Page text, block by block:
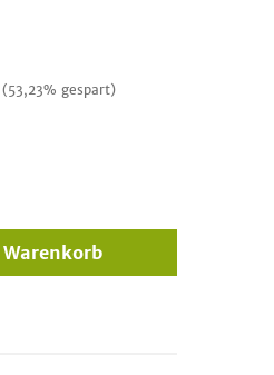
(53,23% gespart)
Warenkorb